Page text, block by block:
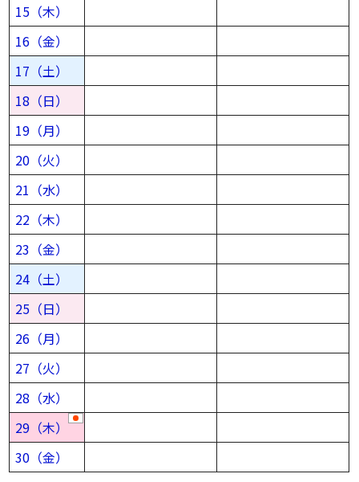
15（木）
16（金）
17（土）
18（日）
19（月）
20（火）
21（水）
22（木）
23（金）
24（土）
25（日）
26（月）
27（火）
28（水）
29（木）
30（金）